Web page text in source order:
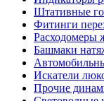
Штативные
Фитинги
Расходомеры
Башмаки
Искатели
Прочие